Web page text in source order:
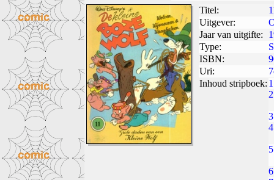
Titel:
Uitgever:
Jaar van uitgifte:
Type:
ISBN:
Uri:
Inhoud stripboek: 1
2
3
4
5
6